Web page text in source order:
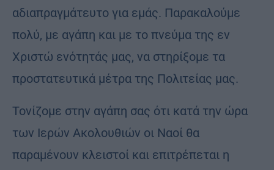
αδιαπραγμάτευτο για εμάς. Παρακαλούμε
πολύ, με αγάπη και με το πνεύμα της εν
Χριστώ ενότητάς μας, να στηρίξομε τα
προστατευτικά μέτρα της Πολιτείας μας.
Τονίζομε στην αγάπη σας ότι κατά την ώρα
των Ιερών Ακολουθιών οι Ναοί θα
παραμένουν κλειστοί και επιτρέπεται η